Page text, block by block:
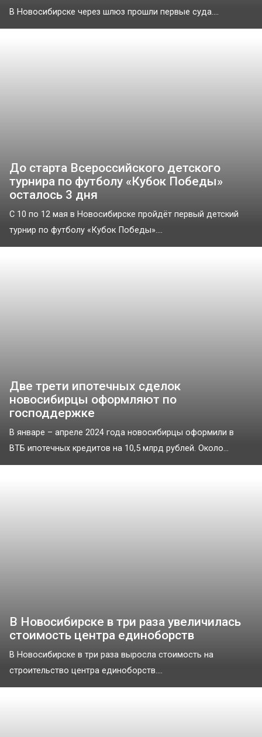
В Новосибирске через шлюз прошли первые суда....
До старта Всероссийского детского
турнира по футболу «Кубок Победы»
осталось 3 дня
С 10 по 12 мая в Новосибирске пройдёт первый детский
турнир по футболу «Кубок Победы»....
Две трети ипотечных сделок
новосибирцы оформляют по
господдержке
В январе – апреле 2024 года новосибирцы оформили в
ВТБ ипотечных кредитов на 10,5 млрд рублей. Около...
В Новосибирске в три раза увеличилась
стоимость центра единоборств
В Новосибирске в три раза выросла стоимость на
строительство центра единоборств....